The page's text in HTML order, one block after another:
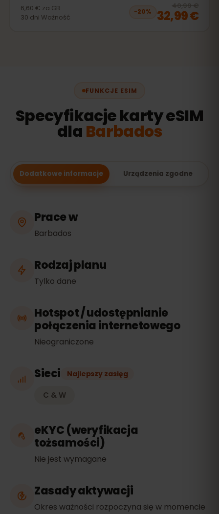
6,60 € za GB
30 dni Ważność
−20%
40,99 €
32,99 €
FUNKCJE ESIM
Specyfikacje karty eSIM
dla Barbados
Dodatkowe informacje Urządzenia zgodne
Prace w
Barbados
Rodzaj planu
Tylko dane
Hotspot / udostępnianie
połączenia internetowego
Nieograniczone
Sieci Najlepszy zasięg
C & W
eKYC (weryfikacja
tożsamości)
Nie jest wymagane
Zasady aktywacji
Okres ważności rozpoczyna się w momencie